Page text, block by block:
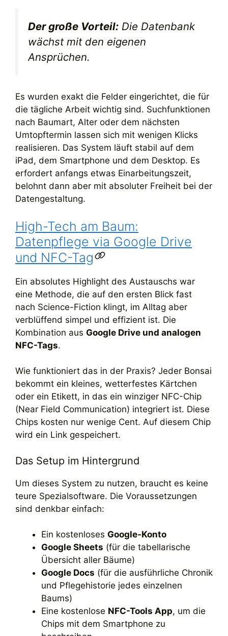
Der große Vorteil: Die Datenbank
wächst mit den eigenen
Ansprüchen.
Es wurden exakt die Felder eingerichtet, die für
die tägliche Arbeit wichtig sind. Suchfunktionen
nach Baumart, Alter oder dem nächsten
Umtopftermin lassen sich mit wenigen Klicks
realisieren. Das System läuft stabil auf dem
iPad, dem Smartphone und dem Desktop. Es
erfordert anfangs etwas Einarbeitungszeit,
belohnt dann aber mit absoluter Freiheit bei der
Datengestaltung.
High-Tech am Baum:
Datenpflege via Google Drive
und NFC-Tag
Ein absolutes Highlight des Austauschs war
eine Methode, die auf den ersten Blick fast
nach Science-Fiction klingt, im Alltag aber
verblüffend simpel und effizient ist. Die
Kombination aus Google Drive und analogen
NFC-Tags.
Wie funktioniert das in der Praxis? Jeder Bonsai
bekommt ein kleines, wetterfestes Kärtchen
oder ein Etikett, in das ein winziger NFC-Chip
(Near Field Communication) integriert ist. Diese
Chips kosten nur wenige Cent. Auf diesem Chip
wird ein Link gespeichert.
Das Setup im Hintergrund
Um dieses System zu nutzen, braucht es keine
teure Spezialsoftware. Die Voraussetzungen
sind denkbar einfach:
Ein kostenloses Google-Konto
Google Sheets (für die tabellarische
Übersicht aller Bäume)
Google Docs (für die ausführliche Chronik
und Pflegehistorie jedes einzelnen
Baums)
Eine kostenlose NFC-Tools App, um die
Chips mit dem Smartphone zu